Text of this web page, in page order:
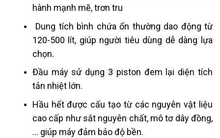
hành mạnh mẽ, trơn tru
Dung tích bình chứa ổn thường dao động từ
120-500 lít, giúp người tiêu dùng dễ dàng lựa
chọn.
Đầu máy sử dụng 3 piston đem lại diện tích
tản nhiệt lớn.
Hầu hết được cấu tạo từ các nguyên vật liệu
cao cấp như sắt nguyên chất, mô tơ dây đồng,
… giúp máy đảm bảo độ bền.